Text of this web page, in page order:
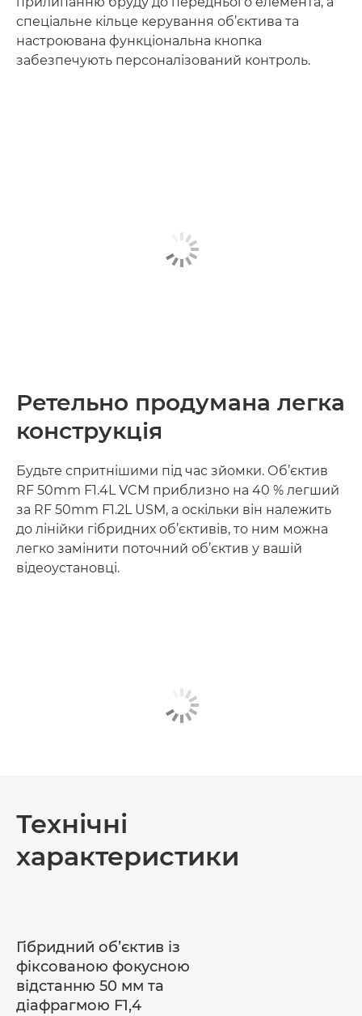
спеціальне кільце керування об’єктива та
настроювана функціональна кнопка
забезпечують персоналізований контроль.
Ретельно продумана легка
конструкція
Будьте спритнішими під час зйомки. Об’єктив
RF 50mm F1.4L VCM приблизно на 40 % легший
за RF 50mm F1.2L USM, а оскільки він належить
до лінійки гібридних об’єктивів, то ним можна
легко замінити поточний об’єктив у вашій
відеоустановці.
Технічні
характеристики
Гібридний обʼєктив із
фіксованою фокусною
відстанню 50 мм та
діафрагмою F1,4